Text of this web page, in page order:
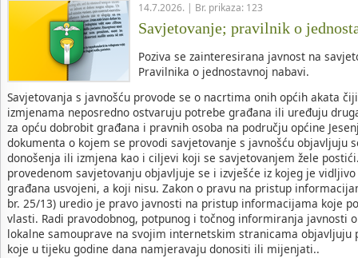
14.7.2026. | Br. prikaza: 123
Savjetovanje; pravilnik o
Poziva se zainteresirana javnost na
Pravilnika o jednostavnoj nabavi.
Savjetovanja s javnošću provode se o nacrtima onih općih akata
izmjenama neposredno ostvaruju potrebe građana ili uređuju
za opću dobrobit građana i pravnih osoba na području općine
dokumenta o kojem se provodi savjetovanje s javnošću objavljuju
donošenja ili izmjena kao i ciljevi koji se savjetovanjem žele
provedenom savjetovanju objavljuje se i izvješće iz kojeg je
građana usvojeni, a koji nisu. Zakon o pravu na pristup
br. 25/13) uredio je pravo javnosti na pristup informacijama koje
vlasti. Radi pravodobnog, potpunog i točnog informiranja javnosti
lokalne samouprave na svojim internetskim stranicama objavljuju
koje u tijeku godine dana namjeravaju donositi ili mijenjati..